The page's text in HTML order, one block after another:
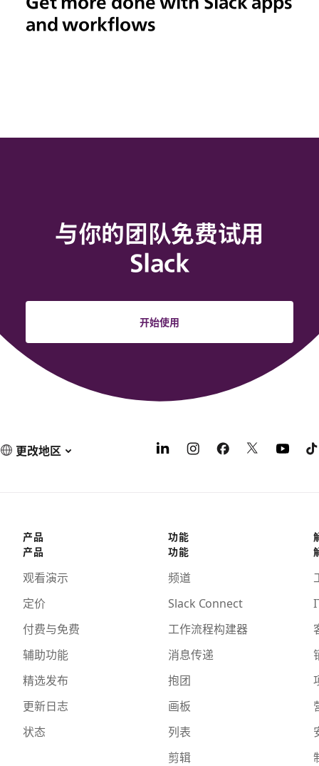
and workflows
与你的团队免费试用
Slack
开始使用
更改地区
产品
产品
观看演示
定价
付费与免费
辅助功能
精选发布
更新日志
状态
功能
功能
频道
Slack Connect
工作流程构建器
消息传递
抱团
画板
列表
剪辑